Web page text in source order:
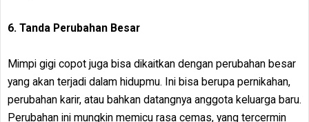
6. Tanda Perubahan Besar
Mimpi gigi copot juga bisa dikaitkan dengan perubahan besar
yang akan terjadi dalam hidupmu. Ini bisa berupa pernikahan,
perubahan karir, atau bahkan datangnya anggota keluarga baru.
Perubahan ini mungkin memicu rasa cemas, yang tercermin